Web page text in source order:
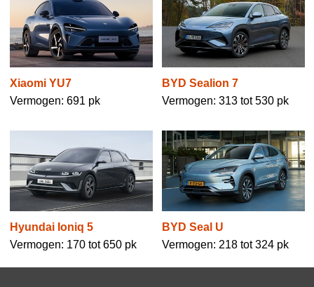
Xiaomi YU7
Vermogen: 691 pk
BYD Sealion 7
Vermogen: 313 tot 530 pk
Hyundai Ioniq 5
Vermogen: 170 tot 650 pk
BYD Seal U
Vermogen: 218 tot 324 pk